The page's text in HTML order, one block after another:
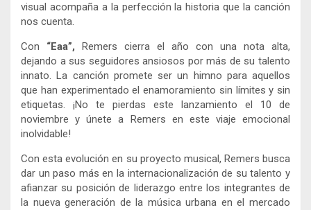
visual acompaña a la perfección la historia que la canción
nos cuenta.
Con “Eaa”, Remers cierra el año con una nota alta,
dejando a sus seguidores ansiosos por más de su talento
innato. La canción promete ser un himno para aquellos
que han experimentado el enamoramiento sin límites y sin
etiquetas. ¡No te pierdas este lanzamiento el 10 de
noviembre y únete a Remers en este viaje emocional
inolvidable!
Con esta evolución en su proyecto musical, Remers busca
dar un paso más en la internacionalización de su talento y
afianzar su posición de liderazgo entre los integrantes de
la nueva generación de la música urbana en el mercado